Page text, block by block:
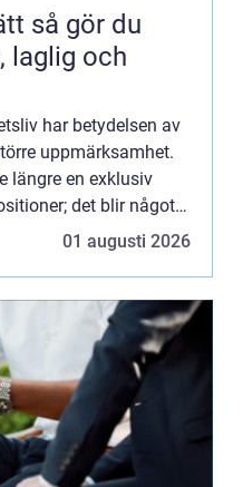
laglig och
har betydelsen av
uppmärksamhet.
längre en exklusiv
det blir något
01 augusti 2026